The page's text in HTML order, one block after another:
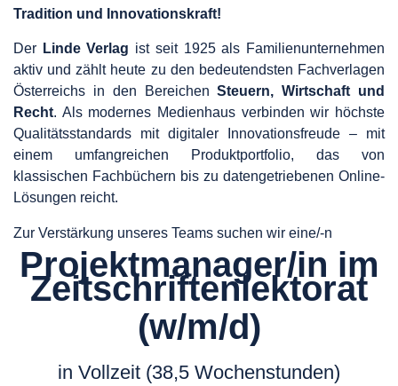
Tradition und Innovationskraft!
Der Linde Verlag ist seit 1925 als Familienunternehmen
aktiv und zählt heute zu den bedeutendsten Fachverlagen
Österreichs in den BereichenSteuern, Wirtschaft und
Recht. Als modernes Medienhaus verbinden wir höchste
Qualitätsstandards mit digitaler Innovationsfreude – mit
einem umfangreichen Produktportfolio, das von
klassischen Fachbüchern bis zu datengetriebenen Online-
Lösungen reicht.
Zur Verstärkung unseres Teams suchen wir eine/-n
Projektmanager/in im
Zeitschriftenlektorat
(w/m/d)
in Vollzeit (38,5 Wochenstunden)